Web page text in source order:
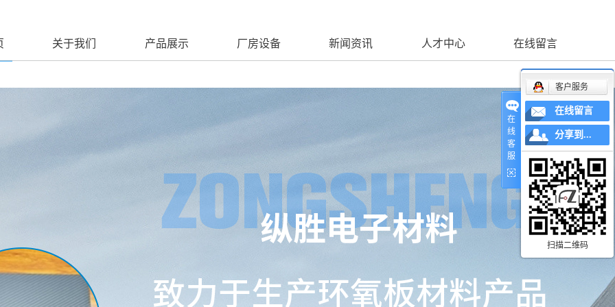
关于我们 产品展示 厂房设备 新闻资讯 人才中心 在线留言
在
线
客
服
客户服务
在线留言
分享到...
扫描二维码